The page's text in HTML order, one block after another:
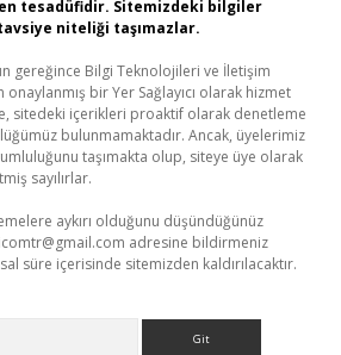
tesadüfidir. Sitemizdeki bilgiler
niteliği taşımazlar.
gereğince Bilgi Teknolojileri ve İletişim
onaylanmış bir Yer Sağlayıcı olarak hizmet
sitedeki içerikleri proaktif olarak denetleme
bulunmamaktadır. Ancak, üyelerimiz
taşımakta olup, siteye üye olarak
sayılırlar.
aykırı olduğunu düşündüğünüz
adresine bildirmeniz
süre içerisinde sitemizden kaldırılacaktır.